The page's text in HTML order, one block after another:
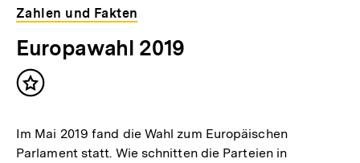
Zahlen und Fakten
Europawahl 2019
Inhalt
Im Mai 2019 fand die Wahl zum Europäischen
Parlament statt. Wie schnitten die Parteien in